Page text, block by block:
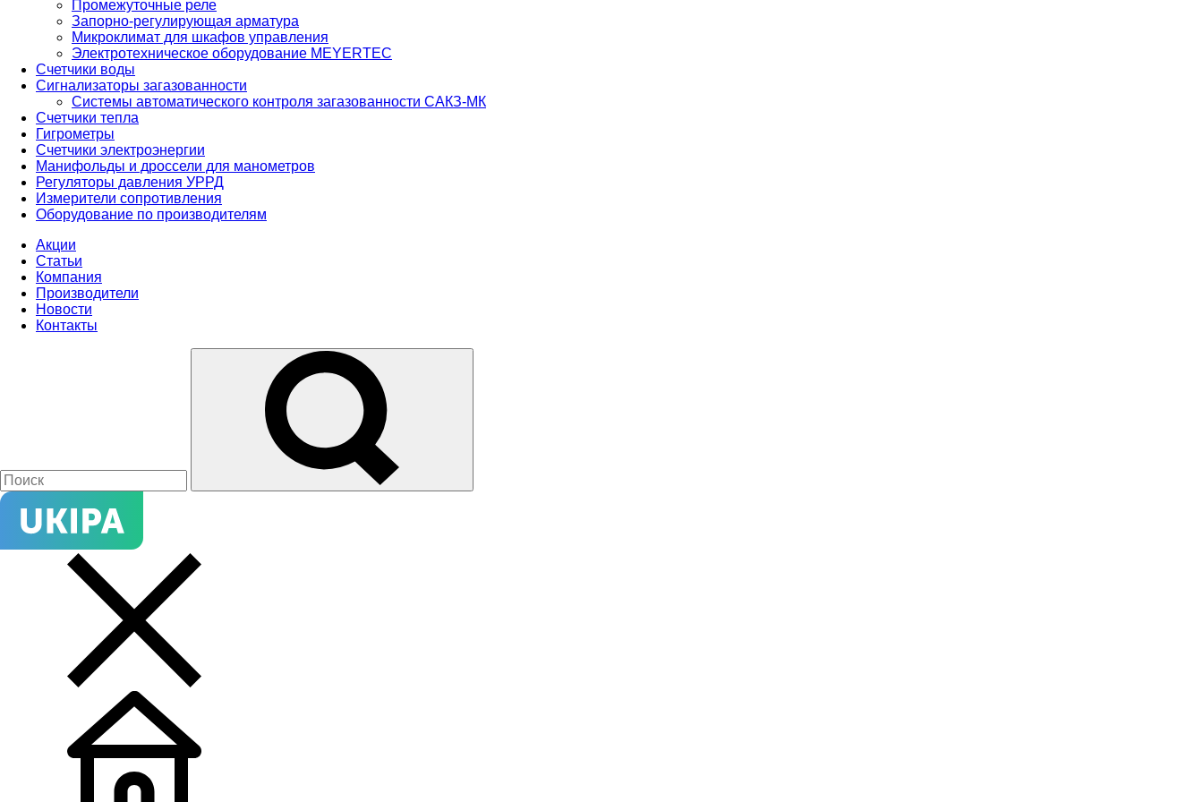
Промежуточные реле
Запорно-регулирующая арматура
Микроклимат для шкафов управления
Электротехническое оборудование MEYERTEC
Счетчики воды
Сигнализаторы загазованности
Системы автоматического контроля загазованности САКЗ-МК
Счетчики тепла
Гигрометры
Счетчики электроэнергии
Манифольды и дроссели для манометров
Регуляторы давления УРРД
Измерители сопротивления
Оборудование по производителям
Акции
Статьи
Компания
Производители
Новости
Контакты